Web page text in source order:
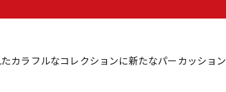
カラフルなコレクションに新たなパーカッション